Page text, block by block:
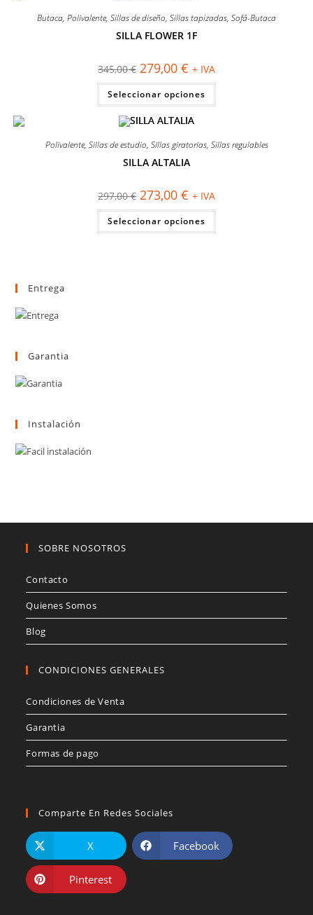
opciones
Butaca, Polivalente, Sillas de diseño, Sillas tapizadas, Sofá-Butaca
SILLA FLOWER 1F
345,00€ El
precio
original
era:
345,00 €.
279,00 € El
precio
actual
es:
279,00 €.
+ IVA
Seleccionar opciones
Este
tiene
opciones
de
Polivalente, Sillas de estudio, Sillas giratorias, Sillas regulables
SILLA ALTALIA
297,00€ El
precio
original
era:
297,00 €.
273,00 € El
precio
actual
es:
273,00 €.
+ IVA
Seleccionar opciones
Este
tiene
Entrega
Garantia
Instalación
SOBRE NOSOTROS
Contacto
Quienes Somos
Blog
CONDICIONES GENERALES
Condiciones de Venta
Garantia
Formas de pago
Comparte En Redes Sociales
X Facebook
Pinterest